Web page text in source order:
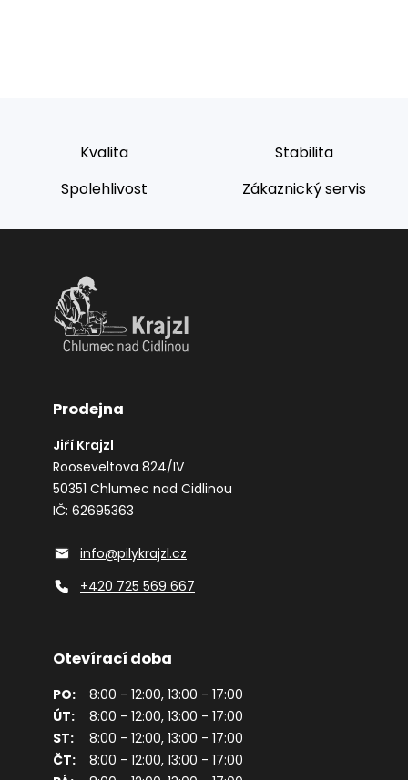
Kvalita
Stabilita
Spolehlivost
Zákaznický servis
Prodejna
Jiří Krajzl
Rooseveltova 824/IV
50351 Chlumec nad Cidlinou
IČ: 62695363
info@pilykrajzl.cz
+420 725 569 667
Otevírací doba
PO:
8:00 - 12:00, 13:00 - 17:00
ÚT:
8:00 - 12:00, 13:00 - 17:00
ST:
8:00 - 12:00, 13:00 - 17:00
ČT:
8:00 - 12:00, 13:00 - 17:00